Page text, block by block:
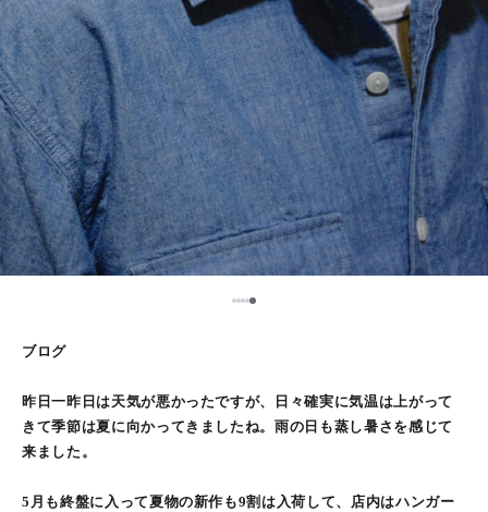
1234
ブログ
昨日一昨日は天気が悪かったですが、日々確実に気温は上がって
きて季節は夏に向かってきましたね。雨の日も蒸し暑さを感じて
来ました。
5月も終盤に入って夏物の新作も9割は入荷して、店内はハンガー